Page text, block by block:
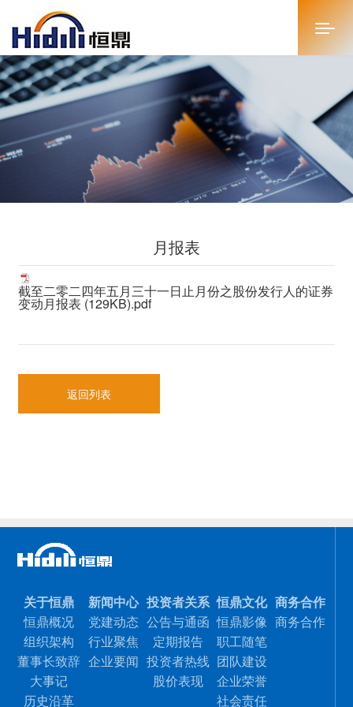
首页
关于恒鼎
新闻中心
恒鼎文化
商务合作
月报表
截至二零二四年五月三十一日止月份之股份发行人的证券
变动月报表 (129KB).pdf
返回列表
关于恒鼎
恒鼎概况
组织架构
董事长致辞
大事记
历史沿革
新闻中心
党建动态
行业聚焦
企业要闻
投资者关系
公告与通函
定期报告
投资者热线
股价表现
恒鼎文化
恒鼎影像
职工随笔
团队建设
企业荣誉
社会责任
商务合作
商务合作